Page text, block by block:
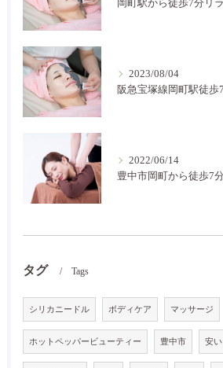
2023/08/04
2022/06/14
タグ Tags
シリカニードル ボディケア マッサージ
ホットペッパービューティー 豊中市 安い